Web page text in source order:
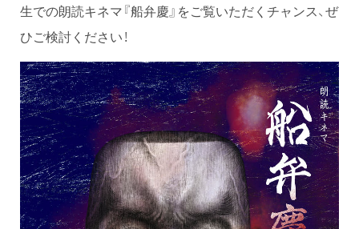
生での朗読キネマ『船弁慶』をご覧いただくチャンス、ぜ
ひご検討ください！